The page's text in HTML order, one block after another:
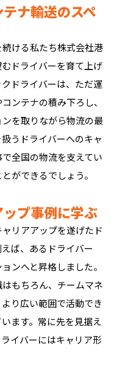
ナ輸送のスペ
ける私たち株式会社港
ドライバーを育て上げ
ドライバーは、ただ運
ンテナの積み下ろし、
を取りながら物流の最
うドライバーへのキャ
全国の物流を支えてい
ができるでしょう。
プ事例に学ぶ
リアアップを遂げたド
ば、あるドライバー
ンへと昇格しました。
もちろん、チームマネ
り広い範囲で活動でき
ます。常に先を見据え
イバーにはキャリア形